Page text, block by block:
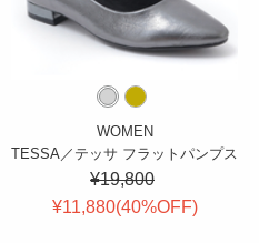
WOMEN
TESSA／テッサ フラットパンプス
¥19,800
¥11,880(40%OFF)